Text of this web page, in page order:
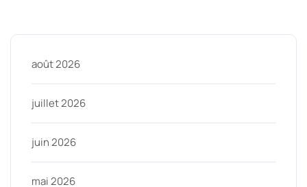
août 2026
juillet 2026
juin 2026
mai 2026